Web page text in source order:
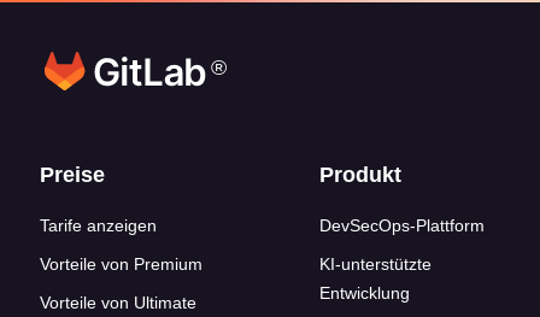
®
Footer-Links
Preise
Tarife anzeigen
Vorteile von Premium
Vorteile von Ultimate
Produkt
DevSecOps-Plattform
KI-unterstützte
Entwicklung